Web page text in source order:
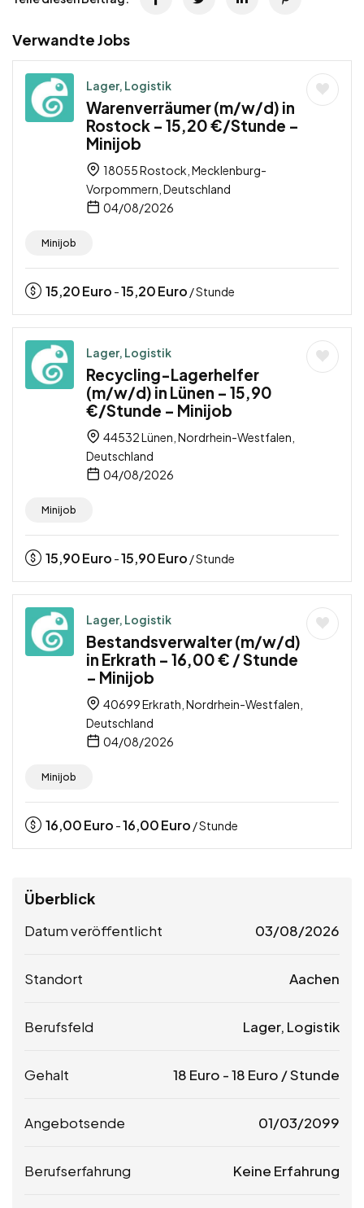
Verwandte Jobs
Lager, Logistik
Warenverräumer (m/w/d) in
Rostock – 15,20 €/Stunde –
Minijob
18055 Rostock, Mecklenburg-
Vorpommern, Deutschland
04/08/2026
Minijob
15,20Euro -15,20Euro / Stunde
Lager, Logistik
Recycling-Lagerhelfer
(m/w/d) in Lünen – 15,90
€/Stunde – Minijob
44532 Lünen, Nordrhein-Westfalen,
Deutschland
04/08/2026
Minijob
15,90Euro -15,90Euro / Stunde
Lager, Logistik
Bestandsverwalter (m/w/d)
in Erkrath – 16,00 € / Stunde
– Minijob
40699 Erkrath, Nordrhein-Westfalen,
Deutschland
04/08/2026
Minijob
16,00Euro -16,00Euro / Stunde
Überblick
Datum veröffentlicht 03/08/2026
Standort Aachen
Berufsfeld Lager, Logistik
Gehalt 18 Euro -18 Euro / Stunde
Angebotsende 01/03/2099
Berufserfahrung Keine Erfahrung